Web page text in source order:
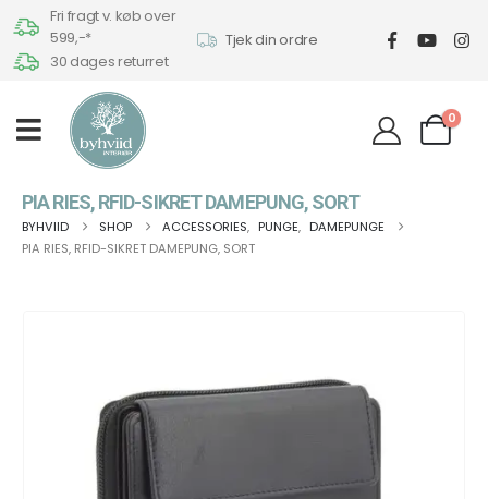
Fri fragt v. køb over
599,-*
30 dages returret
Tjek din ordre
0
PIA RIES, RFID-SIKRET DAMEPUNG, SORT
BYHVIID SHOP ACCESSORIES, PUNGE, DAMEPUNGE
PIA RIES, RFID-SIKRET DAMEPUNG, SORT